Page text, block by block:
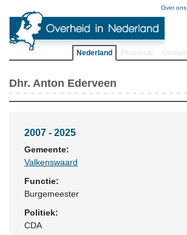
Over ons
Nederland
Dhr. Anton Ederveen
2007 - 2025
Gemeente:
Valkenswaard
Functie:
Burgemeester
Politiek:
CDA